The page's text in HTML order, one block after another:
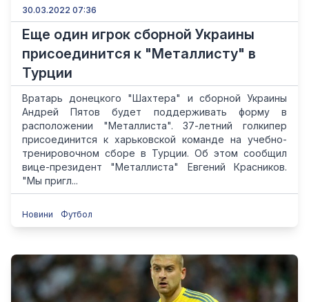
30.03.2022 07:36
Еще один игрок сборной Украины
присоединится к "Металлисту" в
Турции
Вратарь донецкого "Шахтера" и сборной Украины
Андрей Пятов будет поддерживать форму в
расположении "Металлиста". 37-летний голкипер
присоединится к харьковской команде на учебно-
тренировочном сборе в Турции. Об этом сообщил
вице-президент "Металлиста" Евгений Красников.
"Мы пригл...
Новини Футбол